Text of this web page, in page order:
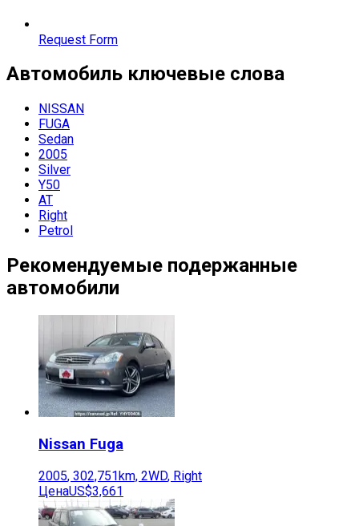
Request Form
Автомобиль ключевые слова
NISSAN
FUGA
Sedan
2005
Silver
Y50
AT
Right
Petrol
Рекомендуемые подержанные
автомобили
Nissan Fuga
2005, 302,751km, 2WD, Right
ЦенаUS$3,661